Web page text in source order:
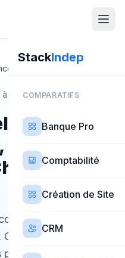
StackIndep
COMPARATIFS
Banque Pro
Comptabilité
Création de Site
CRM
à jour 21 mars 2026
:
et
plus vite en
Claude : les
développeurs